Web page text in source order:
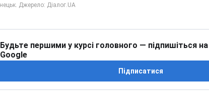
Будьте першими у курсі головного — підпишіться
Google
Підписатися